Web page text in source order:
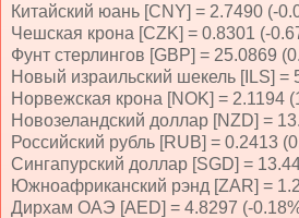
Китайский юань [CNY] = 2.7490 (-
Чешская крона [CZK] = 0.8301 (-
Фунт стерлингов [GBP] = 25.0869
Новый израильский шекель [ILS] =
Норвежская крона [NOK] = 2.1194
Новозеландский доллар [NZD] =
Российский рубль [RUB] = 0.2413
Сингапурский доллар [SGD] =
Южноафриканский рэнд [ZAR] =
Дирхам ОАЭ [AED] = 4.8297 (-